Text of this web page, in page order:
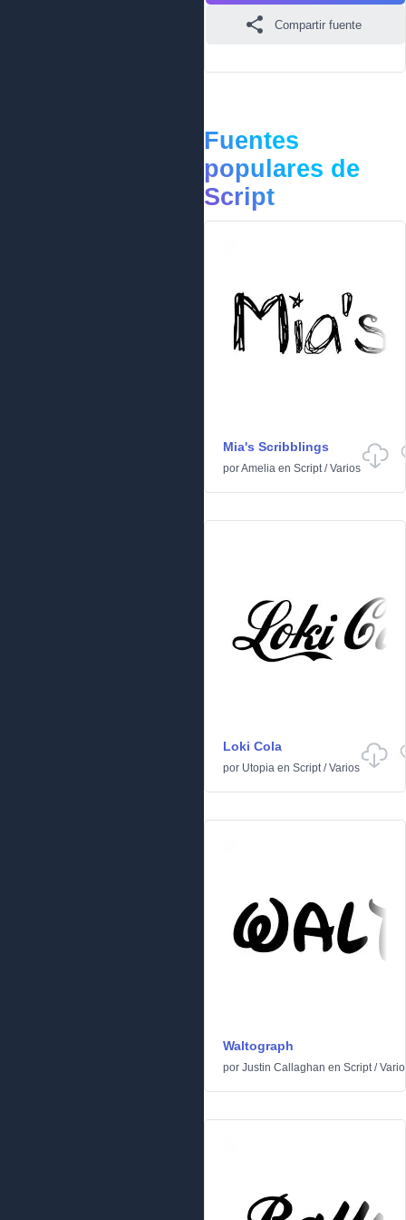
Compartir fuente
Fuentes
populares de
Script
Mia's Scribblings
porAmelia en Script/Varios
Loki Cola
por Utopia en Script/Varios
Waltograph
por Justin Callaghan en Script/